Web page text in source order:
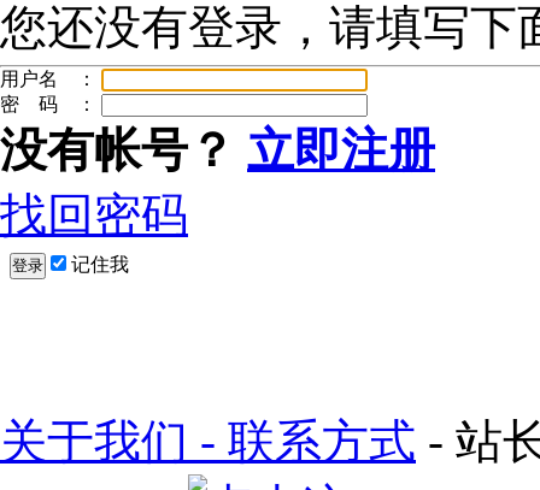
您还没有登录，请填写下
用户名 ：
密 码 ：
没有帐号？ 立即注册
找回密码
登录 记住我
关于我们 - 联系方式 - 站